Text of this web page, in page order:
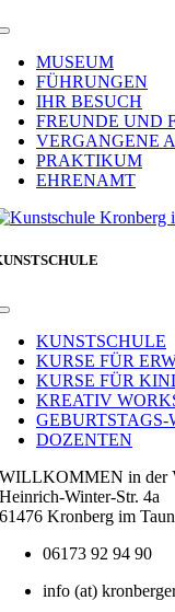
Toggle
NavigationMUSEUM
FÜHRUNGEN
IHR BESUCH
FREUNDE UND
VERGANGENE
PRAKTIKUM
EHRENAMT
Toggle
NavigationKUNSTSCHULE
KURSE FÜR
KURSE FÜR
KREATIV
GEBURTSTAGS-
DOZENTEN
WILLKOMMEN in der
Heinrich-Winter-Str. 4a
61476 Kronberg im
06173 92 94 90
info (at)